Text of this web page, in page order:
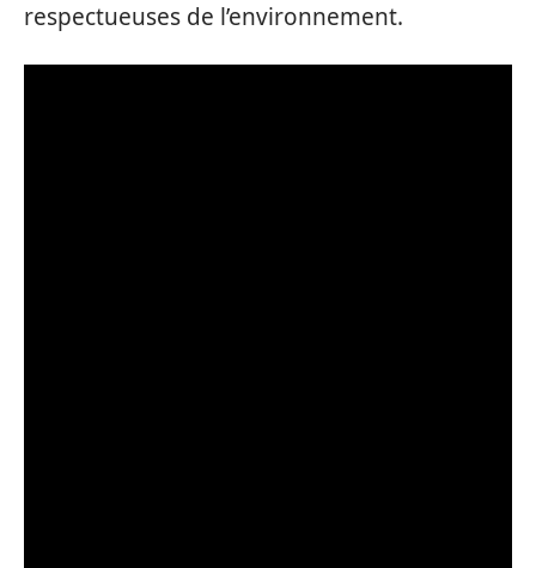
respectueuses de l’environnement.